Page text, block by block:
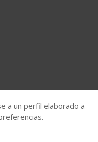
a un perfil elaborado a